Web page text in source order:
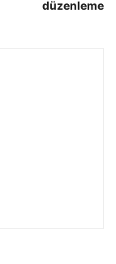
düzenleme